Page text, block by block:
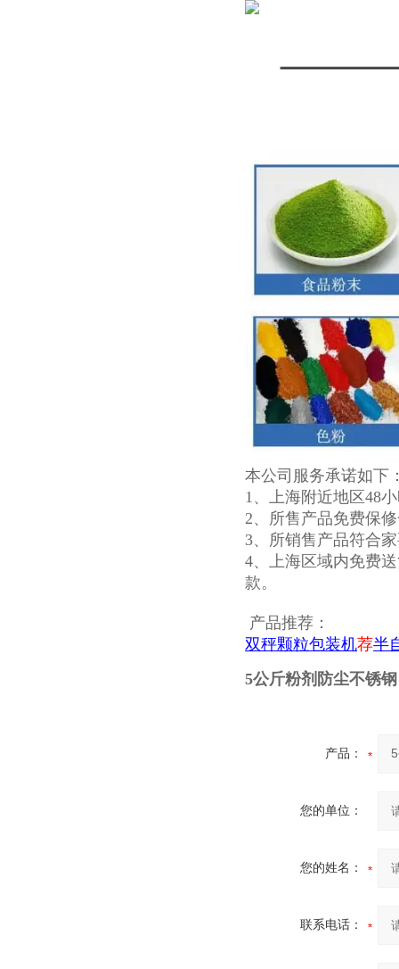
本公司服务承诺如下
1、上海附近地区48
2、所售产品免费保
3、所销售产品符合
4、上海区域内免费
款。
产品推荐：
双秤颗粒包装机荐半
5公斤粉剂防尘不锈
产品：
您的单位：
您的姓名：
联系电话：